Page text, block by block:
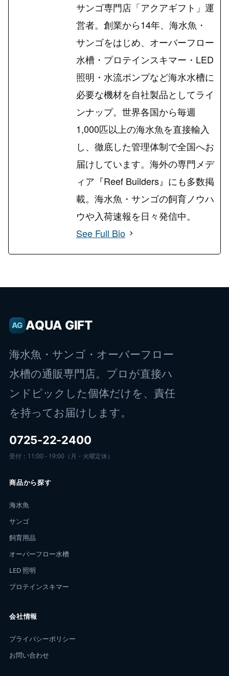
サンゴ専門店「アクアギフト」運
営者。創業から14年、海水魚・
サンゴをはじめ、オーバーフロー
水槽・プロテインスキマー・LED
照明・水流ポンプなど海水水槽に
必要な機材を自社製品としてライ
ンナップ。世界各国から毎週
1,000匹以上の海水魚を直接輸入
し、徹底した管理体制で全国へお
届けしています。海外の専門メデ
ィア『Reef Builders』にも多数掲
載。海水魚・サンゴの飼育ノウハ
ウや入荷速報を日々発信中。
See Full Bio
AG AQUA GIFT
海水魚・サンゴ・オーバーフロー
水槽の通販専門店。プロが直接ハ
ンドピックした個体だけを、責任
を持ってお届けします。
0725-22-2400
受付：11:00 - 19:00（月・火曜定休）
商品から探す
海水魚
サンゴ
飼育用品
オーバーフロー水槽
LED 照明
プロテインスキマー
会社情報
プライバシーポリシー
お問い合わせ